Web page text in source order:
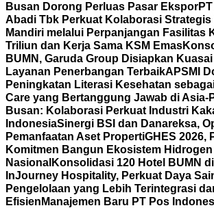
Busan Dorong Perluas Pasar Ekspor
Abadi Tbk Perkuat Kolaborasi
Mandiri melalui Perpanjangan Fasilitas
Triliun dan Kerja Sama KSM Emas
BUMN, Garuda Group Disiapkan
Layanan Penerbangan TerbaikAPSMI
Peningkatan Literasi Kesehatan
Care yang Bertanggung Jawab di Asia-
Busan: Kolaborasi Perkuat Industri
IndonesiaSinergi BSI dan Danareksa,
Pemanfaatan Aset PropertiGHES 2026,
Komitmen Bangun Ekosistem Hidrogen
Nasional Konsolidasi 120 Hotel BUMN
InJourney Hospitality, Perkuat Daya
Pengelolaan yang Lebih Terintegrasi
Efisien Manajemen Baru PT Pos